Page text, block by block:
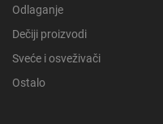
Odlaganje
Dečiji proizvodi
Sveće i osveživači
Ostalo